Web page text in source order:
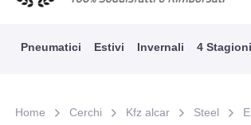
Pneumatici Estivi Invernali 4 Stagioni
Home Cerchi Kfz alcar Steel